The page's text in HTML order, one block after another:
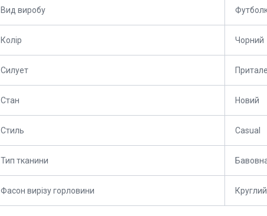
Вид виробу
Колір Чорний
Силует
Стан Новий
Стиль Casual
Тип тканини
Фасон вирізу горловини Круглий